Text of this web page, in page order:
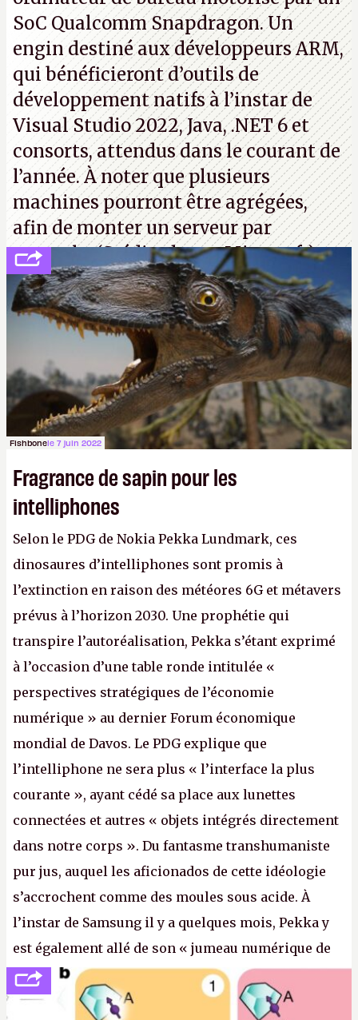
SoC Qualcomm Snapdragon. Un
engin destiné aux développeurs ARM,
qui bénéficieront d’outils de
développement natifs à l’instar de
Visual Studio 2022, Java, .NET 6 et
consorts, attendus dans le courant de
l’année. À noter que plusieurs
machines pourront être agrégées,
afin de monter un serveur par
exemple. (Crédit photo : Microsoft)
Fishbonele 7 juin 2022
Fragrance de sapin pour les
intelliphones
Selon le PDG de Nokia Pekka Lundmark, ces
dinosaures d’intelliphones sont promis à
l’extinction en raison des météores 6G et métavers
prévus à l’horizon 2030. Une prophétie qui
transpire l’autoréalisation, Pekka s’étant exprimé
à l’occasion d’une table ronde intitulée «
perspectives stratégiques de l’économie
numérique » au dernier Forum économique
mondial de Davos. Le PDG explique que
l’intelliphone ne sera plus « l’interface la plus
courante », ayant cédé sa place aux lunettes
connectées et autres « objets intégrés directement
dans notre corps ». Du fantasme transhumaniste
pur jus, auquel les aficionados de cette idéologie
s’accrochent comme des moules sous acide. À
l’instar de Samsung il y a quelques mois, Pekka y
est également allé de son « jumeau numérique de
tout » et de l’importance des metasangsues, qu’il
considère comme «
la prochaine grande plateforme